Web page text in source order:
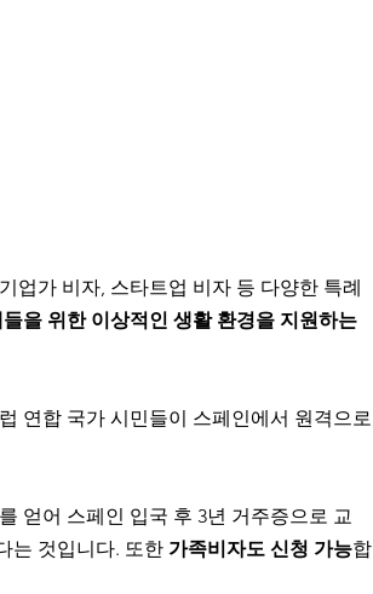
업가 비자, 스타트업 비자 등 다양한 특례
을 위한 이상적인 생활 환경을 지원하는
연합 국가 시민들이 스페인에서 원격으로
얻어 스페인 입국 후 3년 거주증으로 교
는 것입니다. 또한 가족비자도 신청 가능합